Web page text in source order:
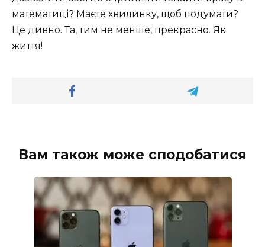
математиці? Маєте хвилинку, щоб подумати?
Це дивно. Та, тим не менше, прекрасно. Як
життя!
Вам також може сподобатися